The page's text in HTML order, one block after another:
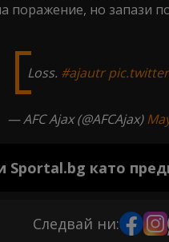
поражение, но запази
Loss. #ajautr
— AFC Ajax (@AFCAjax)
Sportal.bg като
Следвай ни: